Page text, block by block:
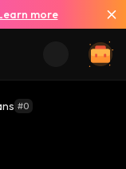
more
#0